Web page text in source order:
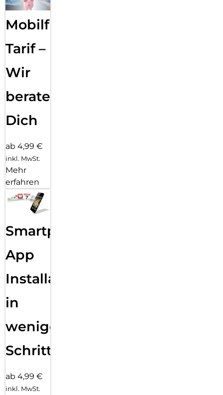
Mobilfunk
Tarif –
Wir
beraten
Dich
ab 4,99 €
inkl. MwSt.
Mehr
erfahren
Smartphone
App
Installation
in
wenigen
Schritten
ab 4,99 €
inkl. MwSt.